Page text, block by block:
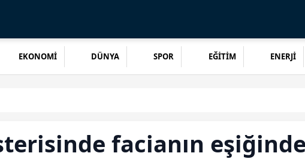
EKONOMİ DÜNYA SPOR EĞİTİM ENERJİ
facianın